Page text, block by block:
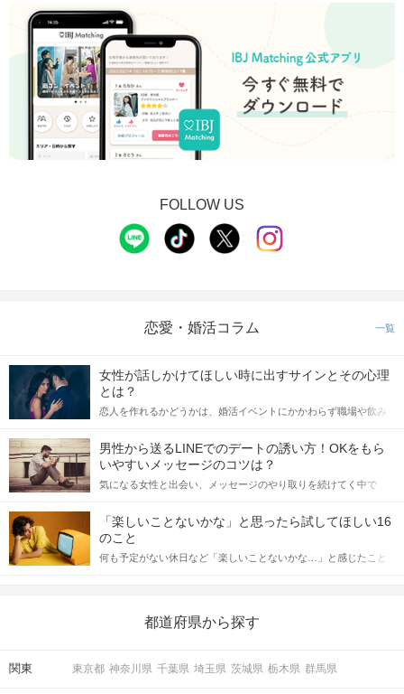
FOLLOW US
恋愛・婚活コラム 一覧
女性が話しかけてほしい時に出すサインとその心理
とは？
恋人を作れるかどうかは、婚活イベントにかかわらず職場や飲み
てアプローチできるかにも左右されます。 これから恋人作りを本
格的に始めようとしている方は、女性が異性を求めて出すサイン
をしっかりと理解し、正しい行動に移せるかどうかが重要。 この
記事では、女性が話しかけて欲しい時に出すサインとその心理を
合にどのような行動に繋げるべきかをご紹介していきます。
男性から送るLINEでのデートの誘い方！OKをもら
いやすいメッセージのコツは？
気になる女性と出会い、メッセージのやり取りを続けてく中で
しかし、中には「どう誘ったらいいの？」とお困りの男性もいら
っしゃるのではないでしょうか。 そこで今回は、男性から女性へ
送るLINEでのデートの誘い方のコツをご紹介します。例文も混じ
えながら解説するので、ぜひ参考にしてください。
「楽しいことないかな」と思ったら試してほしい16
のこと
何も予定がない休日など「楽しいことないかな…」と感じたこと
の楽しいことアイデアを集めました♪ いままさに楽しいことを探し
都道府県から探す
関東 東京都 神奈川県 千葉県 埼玉県 茨城県 栃木県 群馬県